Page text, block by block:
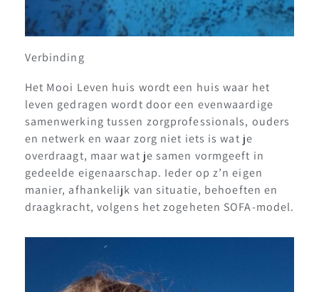
Verbinding
Het Mooi Leven huis wordt een huis waar het
leven gedragen wordt door een evenwaardige
samenwerking tussen zorgprofessionals, ouders
en netwerk en waar zorg niet iets is wat je
overdraagt, maar wat je samen vormgeeft in
gedeelde eigenaarschap. Ieder op z’n eigen
manier, afhankelijk van situatie, behoeften en
draagkracht, volgens het zogeheten SOFA-model.